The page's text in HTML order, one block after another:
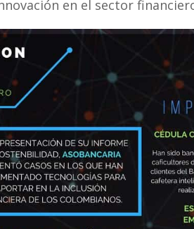
en el sector